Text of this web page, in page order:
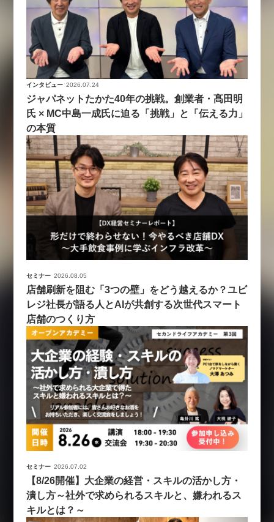
インタビュー 2026.07.24
ジャパネットたかた40年の挑戦。創業者・髙田明
氏 × MC中島一成氏に迫る「挑戦」と「伝える力」
の本質
セミナー 2026.08.05
店舗刷新を阻む「3つの壁」をどう越えるか？ユビ
レジ社長が語る人とAIが共創する次世代スマート
店舗のつくり方
セミナー 2026.07.02
【8/26開催】大企業の経営・スキルの活かし方・
潰し方～社外で求められるスキルと、嫌われるス
キルとは？～